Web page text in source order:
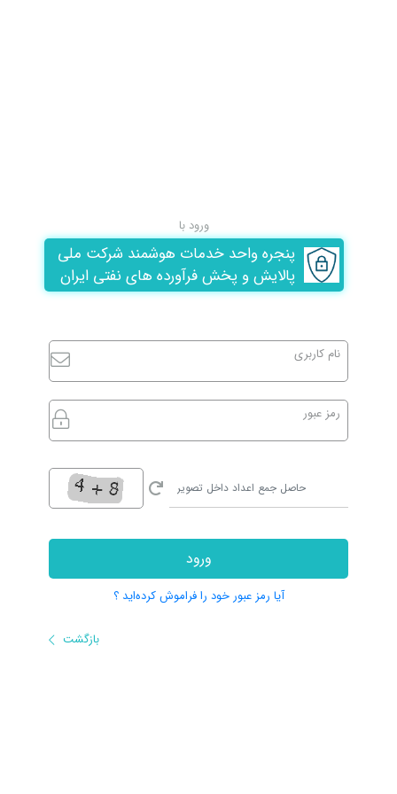
نام کاربری
رمز عبور
ورود
آیا رمز عبور خود را فراموش کرده‌اید ؟
بازگشت
ورود با
پنجره واحد خدمات هوشمند شرکت ملی
پالایش و پخش فرآورده های نفتی ایران